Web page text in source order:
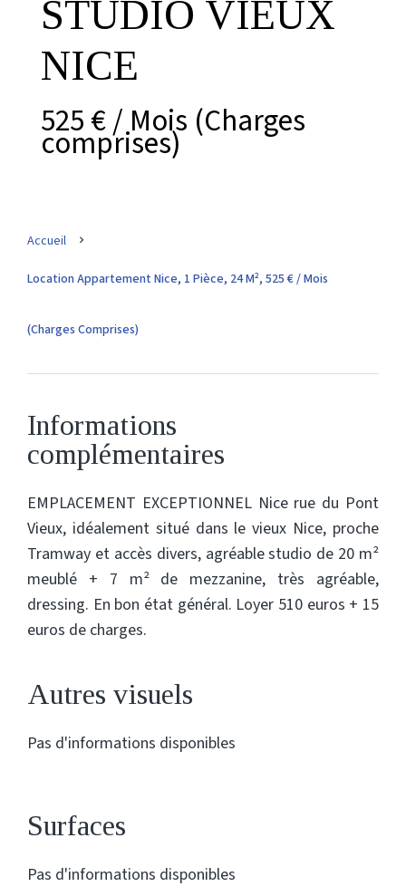
STUDIO VIEUX
NICE
525 € / Mois (Charges
comprises)
Accueil
Location Appartement Nice, 1 Pièce, 24 M², 525 € / Mois
(Charges Comprises)
Informations
complémentaires
EMPLACEMENT EXCEPTIONNEL Nice rue du Pont
Vieux, idéalement situé dans le vieux Nice, proche
Tramway et accès divers, agréable studio de 20 m²
meublé + 7 m² de mezzanine, très agréable,
dressing. En bon état général. Loyer 510 euros + 15
euros de charges.
Autres visuels
Pas d'informations disponibles
Surfaces
Pas d'informations disponibles